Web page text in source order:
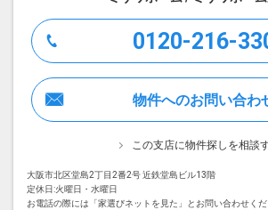
0120-216-
物件へのお問い合わ
この支店に物件探しを相談
大阪市北区堂島2丁目2番2号 近鉄堂島ビル13階
定休日:火曜日・水曜日
お電話の際には「家選びネットを見た」とお問い合わせくだ